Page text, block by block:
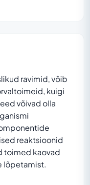
ravimid, võib
kuigi
võivad olla
reaktsioonid
toimed kaovad
lõpetamist.